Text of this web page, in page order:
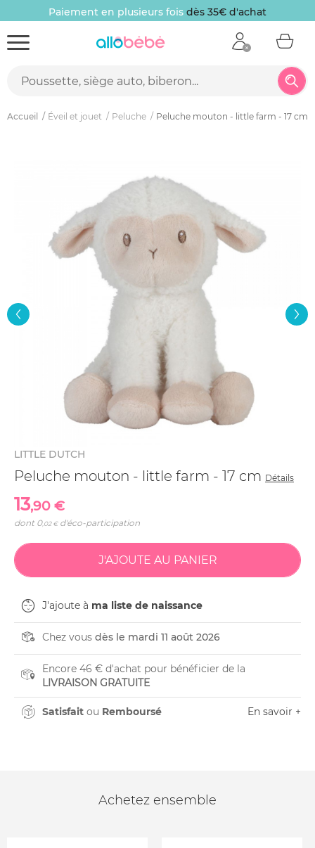
Paiement en plusieurs fois dès 35€ d'achat
Accueil Éveil et jouet Peluche Peluche mouton - little farm - 17 cm
LITTLE DUTCH
Peluche mouton - little farm - 17 cm Détails
13,90 €
dont 0,02 €d'éco-participation
J'ajoute à ma liste de naissance
Chez vous dès le mardi 11 août 2026
Encore 46 € d'achat pour bénéficier de la
LIVRAISON GRATUITE
Satisfait ou Remboursé En savoir +
Achetez ensemble